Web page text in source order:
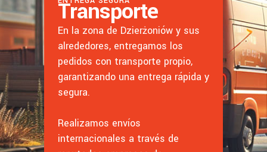
Transporte
En la zona de Dzierżoniów y sus
alrededores, entregamos los
pedidos con transporte propio,
garantizando una entrega rápida y
segura.
Realizamos envíos
internacionales a través de